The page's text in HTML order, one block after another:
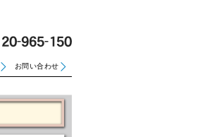
お問い合わせ